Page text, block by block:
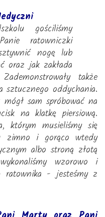
gościliśmy
ratowniczki
nogę lub
oraz jak zakłada
także
sztucznego oddychania.
sam spróbować na
na klatkę piersiową.
którym musieliśmy się
zimno i gorąco wtedy
albo stroną złotą
wzorowo i
ratownika - jesteśmy z